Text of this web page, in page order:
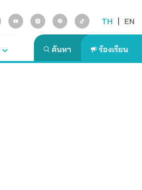
TH | EN